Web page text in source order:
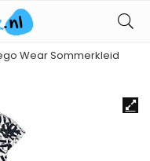
Wear Sommerkleid